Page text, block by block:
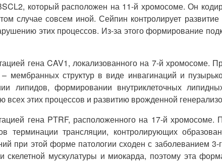
который расположен на 11-й хромосоме. Он
случае совсем иной. Сейпин контролирует
этих процессов. Из-за этого формирование
гена CAV1, локализованного на 7-й хромосоме.
структур в виде инвагинаций и
липидов, формировании внутриклеточных
этих процессов и развитию врожденной
гена PTRF, расположенного на 17-й хромосоме.
трансляции, контролирующих
при этой форме патологии сходен с заболеванием
мускулатуры и миокарда, поэтому эта